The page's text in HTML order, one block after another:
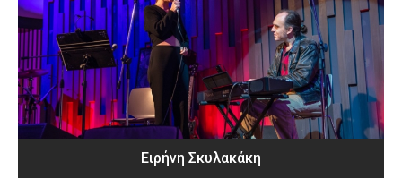
Ειρήνη Σκυλακάκη